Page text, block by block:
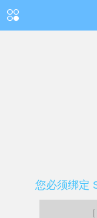
您必须绑定